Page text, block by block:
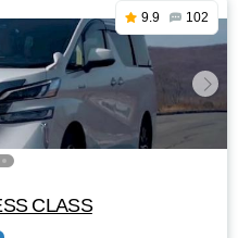
9.9 102
CLASS